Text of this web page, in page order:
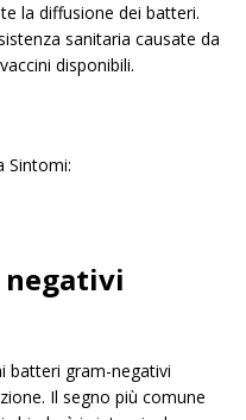
la diffusione dei batteri.
sanitaria causate da
disponibili.
Sintomi:
negativi
batteri gram-negativi
Il segno più comune